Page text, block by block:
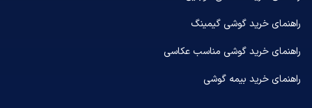
راهنمای خرید گوشی گیمینگ
راهنمای خرید گوشی مناسب عکاسی
راهنمای خرید بیمه گوشی